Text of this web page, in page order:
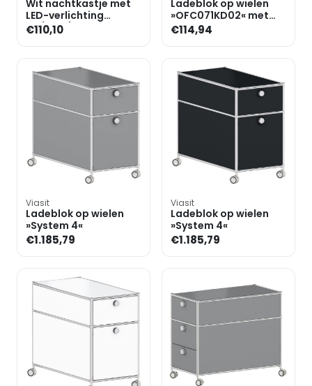
Wit nachtkastje met
LED-verlichting
40/33,5/55 cm
€110,10
Ladeblok op wielen
»OFC071KD02« met
hangmappenrek
€114,94
Viasit
Ladeblok op wielen
»System 4«
€1.185,79
Viasit
Ladeblok op wielen
»System 4«
€1.185,79